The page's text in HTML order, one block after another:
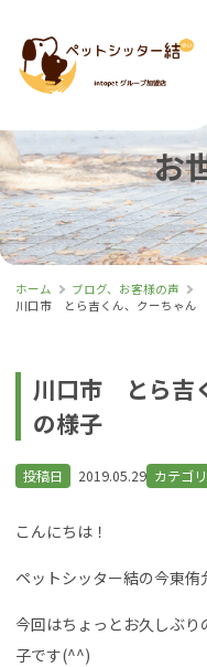
お
ホーム
ブログ、お客様の声
川口市 とら吉くん、クーちゃん
川口市 とら吉
の様子
投稿日 2019.05.29 カテゴ
こんにちは！
ペットシッター結の今東侑
今回はちょっとお久しぶ
子です(^^)